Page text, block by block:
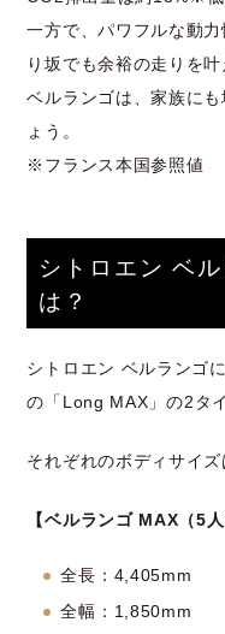
一方で、パワフルな動
り坂でも余裕の走りを叶
ベルランゴは、家族に
ょう。
※フランス本国参照値
シトロエン ベ
は？
シトロエン ベルランゴ
の「Long MAX」の2タ
それぞれのボディサイズ
【ベルランゴ MAX（5人
全長：4,405mm
全幅：1,850mm